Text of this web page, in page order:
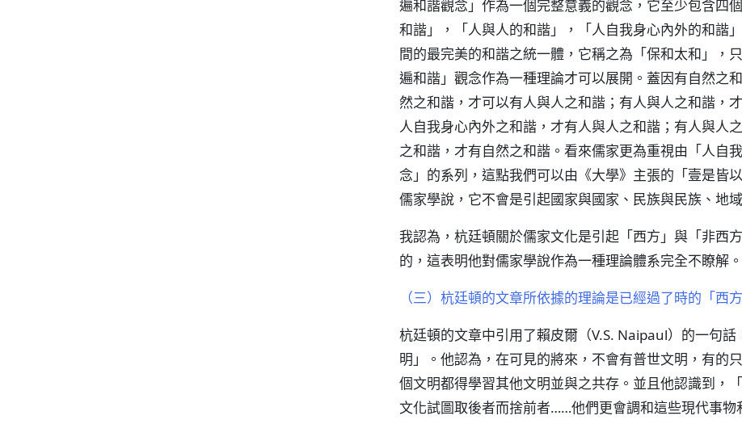
遍和諧觀念」作為一個完整意義的觀念，它至少包含四
和諧」，「人與人的和諧」，「人自我身心內外的和諧
間的最完美的和諧之統一體，它稱之為「保和太和」，
遍和諧」觀念作為一種理論才可以展開。蓋因有自然之
然之和諧，才可以有人與人之和諧；有人與人之和諧，
人自我身心內外之和諧，才有人與人之和諧；有人與人
之和諧，才有自然之和諧。看來儒家更為重視由「人自
念」的系列，這點我們可以由《大學》主張的「壹是皆
儒家學說，它不會是引起國家與國家、民族與民族、地
我認為，杭廷頓關於儒家文化是引起「西方」與「非西
的，這表明他對儒家學說作為一種理論體系完全不瞭解。
（三）杭廷頓的文章所依據的理論是已經過了時的「西方
杭廷頓的文章中引用了賴皮爾（V.S. Naipaul）的一句
明」。他認為，在可見的將來，不會有普世文明，有的
個文明都得學習其他文明並與之共存。並且他認識到，
文化試圖取後者而捨前者……他們更會調和這些現代事